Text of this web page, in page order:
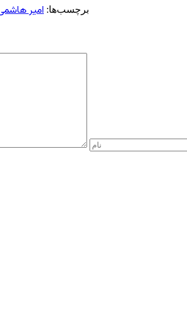
برچسب‌ها: امیر